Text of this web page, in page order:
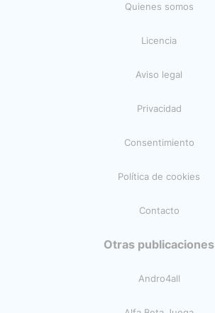
Quienes somos
Licencia
Aviso legal
Privacidad
Consentimiento
Política de cookies
Contacto
Otras publicaciones
Andro4all